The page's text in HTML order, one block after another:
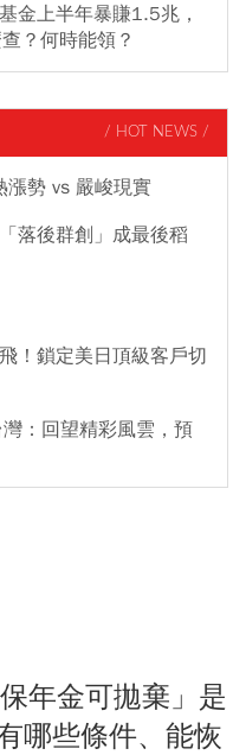
金上半年暴賺1.5兆，
？何時能領？
/ HOT NEWS /
勢 vs 嚴峻現實
落後群創」成最後稻
！鎖定美日頂級客戶切
：回望精彩風雲，預
年金可拋棄」是
哪些條件、能恢